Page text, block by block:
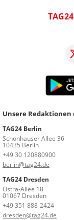
Unsere
TAG24 Berlin
Schönhauser Allee 36
10435 Berlin
+49 30 120880900
berlin@tag24.de
TAG24 Dresden
Ostra-Allee 18
01067 Dresden
+49 351 888-2424
dresden@tag24.de